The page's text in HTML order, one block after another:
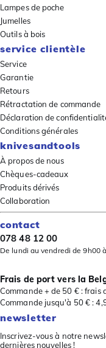
Lampes de poche
Jumelles
Outils à bois
service clientèle
Service
Garantie
Retours
Rétractation de commande
Déclaration de
Conditions générales
knivesandtools
À propos de nous
Chèques-cadeaux
Produits dérivés
Collaboration
contact
078 48 12 00
De lundi au vendredi de 9h00
Frais de port vers la
Commande + de 50 € : frais
Commande jusqu'à 50 € :
newsletter
Inscrivez-vous à notre
dernières nouvelles !